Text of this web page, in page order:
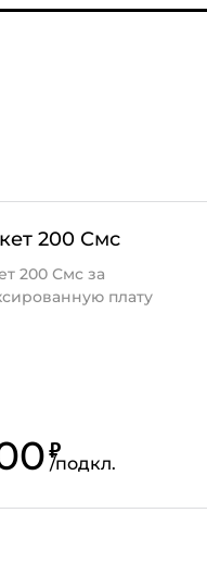
200 Смс
200 Смс за
плату
₽
/подкл.